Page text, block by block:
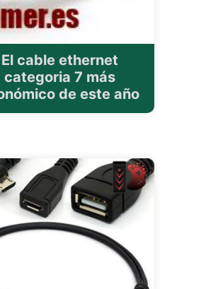
El cable ethernet
categoria 7 más
de este año